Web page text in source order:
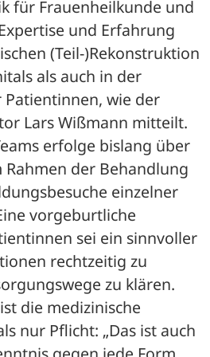
für Frauenheilkunde und
und Erfahrung
(Teil-)Rekonstruktion
als auch in der
wie der
Lars Wißmann mitteilt.
erfolge bislang über
der Behandlung
einzelner
vorgeburtliche
sei ein sinnvoller
rechtzeitig zu
zu klären.
die medizinische
nur Pflicht: „Das ist auch